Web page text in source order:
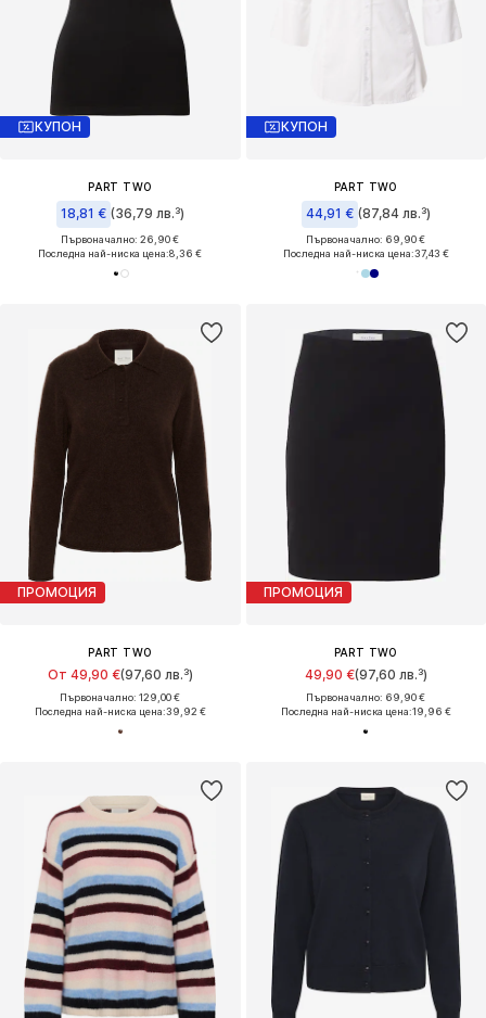
КУПОН
PART TWO
18,81 € (36,79 лв.³)
Първоначално: 26,90 €
Последна най-ниска цена:8,36 €
КУПОН
PART TWO
44,91 € (87,84 лв.³)
Първоначално: 69,90 €
Последна най-ниска цена:37,43 €
ПРОМОЦИЯ
PART TWO
От 49,90 €(97,60 лв.³)
Първоначално: 129,00 €
Последна най-ниска цена:39,92 €
ПРОМОЦИЯ
PART TWO
49,90 €(97,60 лв.³)
Първоначално: 69,90 €
Последна най-ниска цена:19,96 €